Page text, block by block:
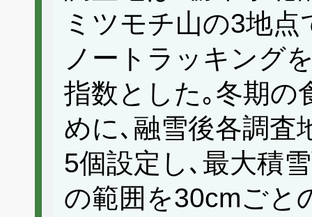
ミツモチ山の3地
ノートラッキング
指数とした｡冬期の
めに､融雪後各調査
5個設定し､最大積
の範囲を30cmごと